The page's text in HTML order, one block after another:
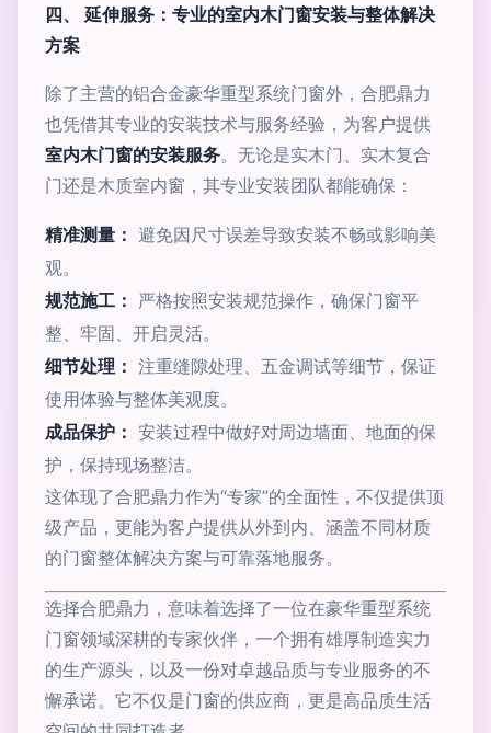
四、 延伸服务：专业的室内木门窗安装与整体解决
方案
除了主营的铝合金豪华重型系统门窗外，合肥鼎力
也凭借其专业的安装技术与服务经验，为客户提供
室内木门窗的安装服务。无论是实木门、实木复合
门还是木质室内窗，其专业安装团队都能确保：
精准测量： 避免因尺寸误差导致安装不畅或影响美
观。
规范施工： 严格按照安装规范操作，确保门窗平
整、牢固、开启灵活。
细节处理： 注重缝隙处理、五金调试等细节，保证
使用体验与整体美观度。
成品保护： 安装过程中做好对周边墙面、地面的保
护，保持现场整洁。
这体现了合肥鼎力作为“专家”的全面性，不仅提供顶
级产品，更能为客户提供从外到内、涵盖不同材质
的门窗整体解决方案与可靠落地服务。
选择合肥鼎力，意味着选择了一位在豪华重型系统
门窗领域深耕的专家伙伴，一个拥有雄厚制造实力
的生产源头，以及一份对卓越品质与专业服务的不
懈承诺。它不仅是门窗的供应商，更是高品质生活